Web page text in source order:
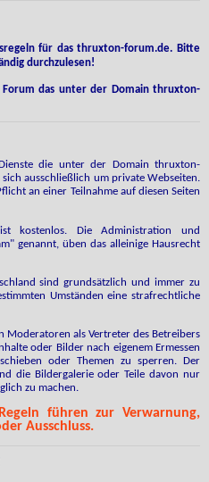
für das thruxton-forum.de. Bitte
durchzulesen!
Forum das unter der Domain thruxton-
die unter der Domain thruxton-
ausschließlich um private Webseiten.
an einer Teilnahme auf diesen Seiten
kostenlos. Die Administration und
genannt, üben das alleinige Hausrecht
sind grundsätzlich und immer zu
Umständen eine strafrechtliche
Moderatoren als Vertreter des Betreibers
oder Bilder nach eigenem Ermessen
oder Themen zu sperren. Der
die Bildergalerie oder Teile davon nur
zu machen.
führen zur Verwarnung,
Ausschluss.